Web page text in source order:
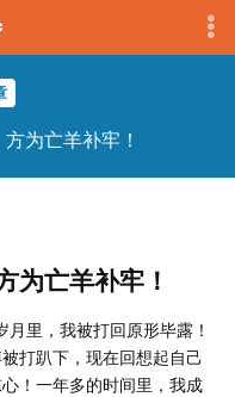
为亡羊补牢！
为亡羊补牢！
里，我被打回原形毕露！
打趴下，现在回想起自己
！一年多的时间里，我成